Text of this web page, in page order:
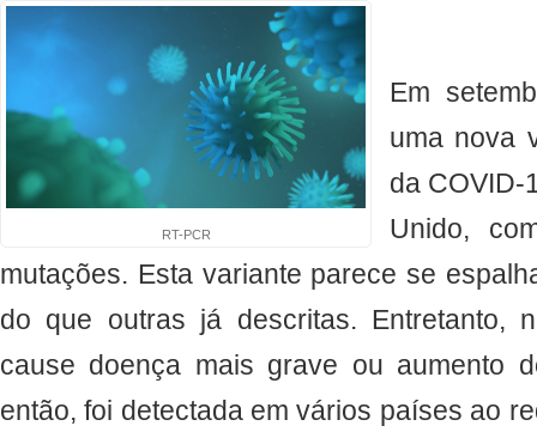
RT-PCR
Em
uma nova
da COVID-
Unido,
mutações. Esta variante parece se
do que outras já descritas. Entretanto,
cause doença mais grave ou aumento
então, foi detectada em vários países ao